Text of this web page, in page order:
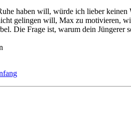
haben will, würde ich lieber
gelingen will, Max zu motivieren,
Die Frage ist, warum dein